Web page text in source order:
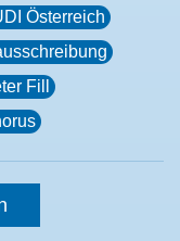
Österreich
Fill